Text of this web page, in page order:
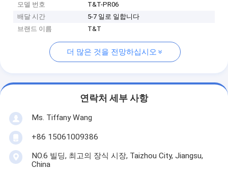
모델 번호
T&T-PR06
배달 시간
5-7 일로 일합니다
브랜드 이름
T&T
더 많은 것을 전망하십시오
연락처 세부 사항
Ms. Tiffany Wang
+86 15061009386
NO.6 빌딩, 최고의 장식 시장, Taizhou City, Jiangsu,
China